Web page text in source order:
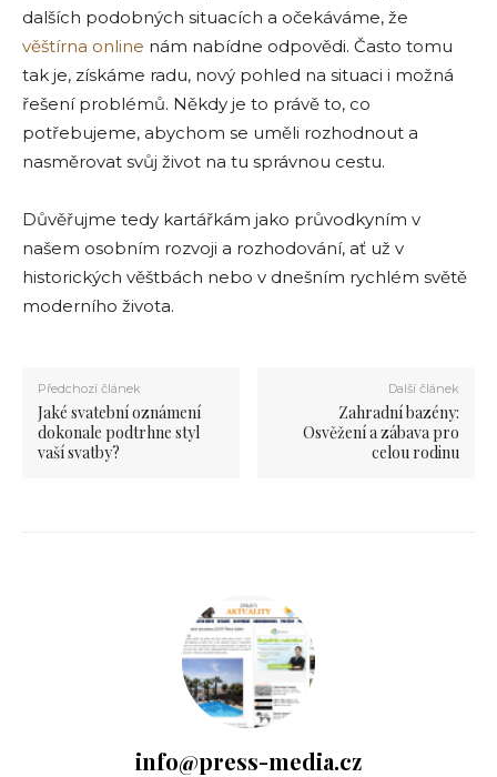
dalších podobných situacích a očekáváme, že
věštírna online nám nabídne odpovědi. Často tomu
tak je, získáme radu, nový pohled na situaci i možná
řešení problémů. Někdy je to právě to, co
potřebujeme, abychom se uměli rozhodnout a
nasměrovat svůj život na tu správnou cestu.
Důvěřujme tedy kartářkám jako průvodkyním v
našem osobním rozvoji a rozhodování, ať už v
historických věštbách nebo v dnešním rychlém světě
moderního života.
Předchozí článek
Jaké svatební oznámení
dokonale podtrhne styl
vaší svatby?
Další článek
Zahradní bazény:
Osvěžení a zábava pro
celou rodinu
info@press-media.cz